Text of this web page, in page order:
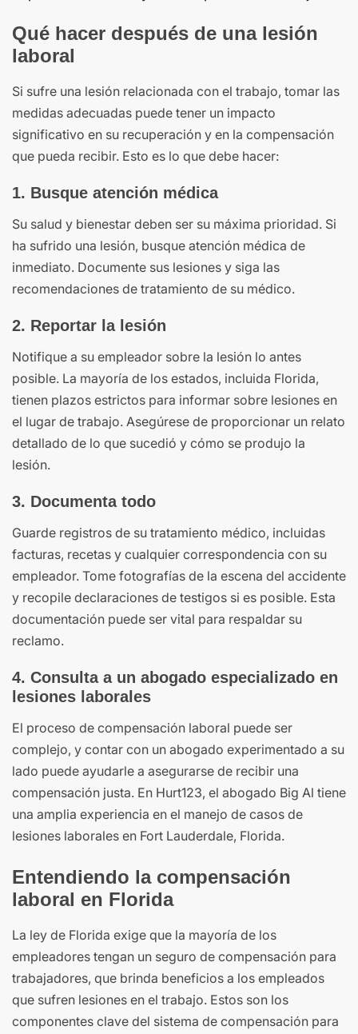
Qué hacer después de una lesión
laboral
Si sufre una lesión relacionada con el trabajo, tomar las
medidas adecuadas puede tener un impacto
significativo en su recuperación y en la compensación
que pueda recibir. Esto es lo que debe hacer:
1. Busque atención médica
Su salud y bienestar deben ser su máxima prioridad. Si
ha sufrido una lesión, busque atención médica de
inmediato. Documente sus lesiones y siga las
recomendaciones de tratamiento de su médico.
2. Reportar la lesión
Notifique a su empleador sobre la lesión lo antes
posible. La mayoría de los estados, incluida Florida,
tienen plazos estrictos para informar sobre lesiones en
el lugar de trabajo. Asegúrese de proporcionar un relato
detallado de lo que sucedió y cómo se produjo la
lesión.
3. Documenta todo
Guarde registros de su tratamiento médico, incluidas
facturas, recetas y cualquier correspondencia con su
empleador. Tome fotografías de la escena del accidente
y recopile declaraciones de testigos si es posible. Esta
documentación puede ser vital para respaldar su
reclamo.
4. Consulta a un abogado especializado en
lesiones laborales
El proceso de compensación laboral puede ser
complejo, y contar con un abogado experimentado a su
lado puede ayudarle a asegurarse de recibir una
compensación justa. En Hurt123, el abogado Big Al tiene
una amplia experiencia en el manejo de casos de
lesiones laborales en Fort Lauderdale, Florida.
Entendiendo la compensación
laboral en Florida
La ley de Florida exige que la mayoría de los
empleadores tengan un seguro de compensación para
trabajadores, que brinda beneficios a los empleados
que sufren lesiones en el trabajo. Estos son los
componentes clave del sistema de compensación para